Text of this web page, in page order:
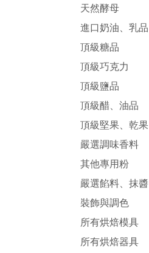
天然酵母
進口奶油、乳品
頂級糖品
頂級巧克力
頂級鹽品
頂級醋、油品
頂級堅果、乾果
嚴選調味香料
其他專用粉
嚴選餡料、抹醬
裝飾與調色
所有烘焙模具
所有烘焙器具